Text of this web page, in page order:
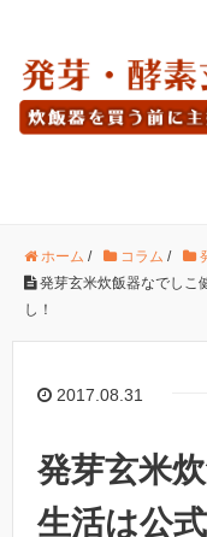
ホーム / コラム /
発芽玄米炊飯器なでしこ
し！
2017.08.31
発芽玄米
生活は公